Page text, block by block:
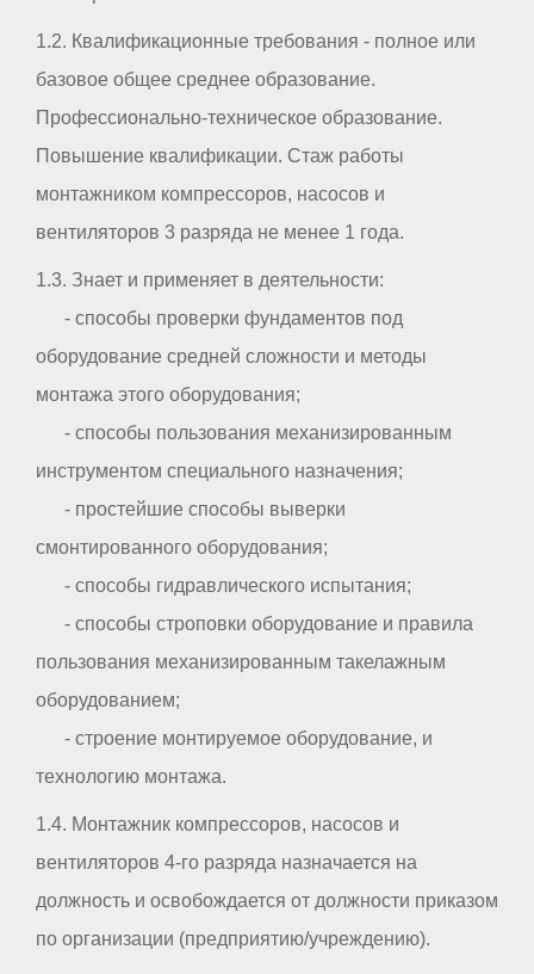
1.2. Квалификационные требования - полное или
базовое общее среднее образование.
Профессионально-техническое образование.
Повышение квалификации. Стаж работы
монтажником компрессоров, насосов и
вентиляторов 3 разряда не менее 1 года.
1.3. Знает и применяет в деятельности:
- способы проверки фундаментов под
оборудование средней сложности и методы
монтажа этого оборудования;
- способы пользования механизированным
инструментом специального назначения;
- простейшие способы выверки
смонтированного оборудования;
- способы гидравлического испытания;
- способы строповки оборудование и правила
пользования механизированным такелажным
оборудованием;
- строение монтируемое оборудование, и
технологию монтажа.
1.4. Монтажник компрессоров, насосов и
вентиляторов 4-го разряда назначается на
должность и освобождается от должности приказом
по организации (предприятию/учреждению).